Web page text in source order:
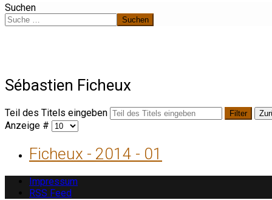
Suchen
Suchen
Sébastien Ficheux
Teil des Titels eingeben Filter
Anzeige #
Ficheux - 2014 - 01
Impressum
RSS Feed